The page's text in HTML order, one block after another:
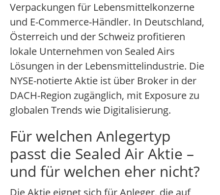
Verpackungen für Lebensmittelkonzerne
und E-Commerce-Händler. In Deutschland,
Österreich und der Schweiz profitieren
lokale Unternehmen von Sealed Airs
Lösungen in der Lebensmittelindustrie. Die
NYSE-notierte Aktie ist über Broker in der
DACH-Region zugänglich, mit Exposure zu
globalen Trends wie Digitalisierung.
Für welchen Anlegertyp
passt die Sealed Air Aktie –
und für welchen eher nicht?